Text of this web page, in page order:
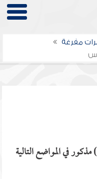
مفرغة
في المواضع التالية